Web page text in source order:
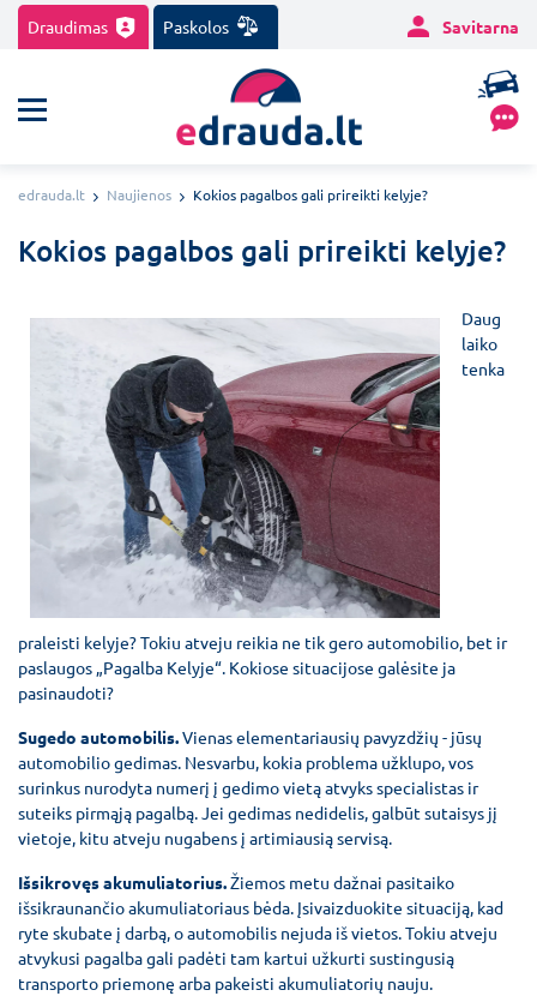
Draudimas Paskolos Savitarna
edrauda.lt Naujienos Kokios pagalbos gali prireikti kelyje?
Kokios pagalbos gali prireikti kelyje?
Daug
laiko
tenka
praleisti kelyje? Tokiu atveju reikia ne tik gero automobilio, bet ir
paslaugos „Pagalba Kelyje“. Kokiose situacijose galėsite ja
pasinaudoti?
Sugedo automobilis.Vienas elementariausių pavyzdžių - jūsų
automobilio gedimas. Nesvarbu, kokia problema užklupo, vos
surinkus nurodyta numerį į gedimo vietą atvyks specialistas ir
suteiks pirmąją pagalbą. Jei gedimas nedidelis, galbūt sutaisys jį
vietoje, kitu atveju nugabens į artimiausią servisą.
Išsikrovęs akumuliatorius.Žiemos metu dažnai pasitaiko
išsikraunančio akumuliatoriaus bėda. Įsivaizduokite situaciją, kad
ryte skubate į darbą, o automobilis nejuda iš vietos. Tokiu atveju
atvykusi pagalba gali padėti tam kartui užkurti sustingusią
transporto priemonę arba pakeisti akumuliatorių nauju.